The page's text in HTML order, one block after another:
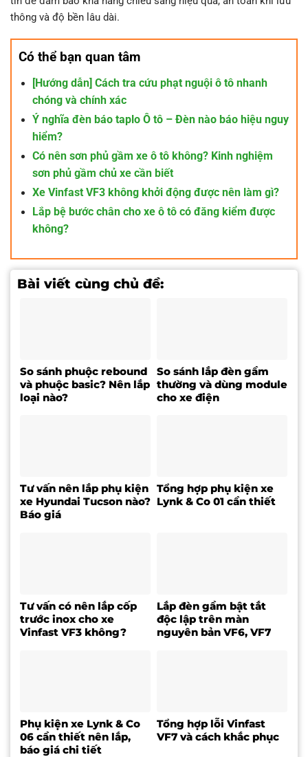
thông và độ bền lâu dài.
Có thể bạn quan tâm
[Hướng dẫn] Cách tra cứu phạt nguội ô tô nhanh
chóng và chính xác
Ý nghĩa đèn báo taplo Ô tô – Đèn nào báo hiệu nguy
hiểm?
Có nên sơn phủ gầm xe ô tô không? Kinh nghiệm
sơn phủ gầm chủ xe cần biết
Xe Vinfast VF3 không khởi động được nên làm gì?
Lắp bệ bước chân cho xe ô tô có đăng kiểm được
không?
Bài viết cùng chủ đề:
So sánh phuộc rebound
và phuộc basic? Nên lắp
loại nào?
So sánh lắp đèn gầm
thường và dùng module
cho xe điện
Tư vấn nên lắp phụ kiện
xe Hyundai Tucson nào?
Báo giá
Tổng hợp phụ kiện xe
Lynk & Co 01 cần thiết
Tư vấn có nên lắp cốp
trước inox cho xe
Vinfast VF3 không?
Lắp đèn gầm bật tắt
độc lập trên màn
nguyên bản VF6, VF7
Phụ kiện xe Lynk & Co
06 cần thiết nên lắp,
báo giá chi tiết
Tổng hợp lỗi Vinfast
VF7 và cách khắc phục